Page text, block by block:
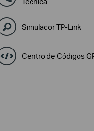
Simulador TP-Link
Centro de Códigos